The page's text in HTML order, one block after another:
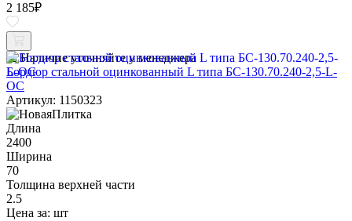
2 185₽
Наличие уточняйте у менеджера
Бордюр стальной оцинкованный L типа БС-130.70.240-2,5-L-
ОС
Артикул: 1150323
Длина
2400
Ширина
70
Толщина верхней части
2.5
Цена за: шт